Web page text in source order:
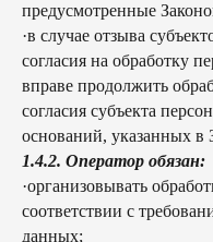
предусмотренные
·в случае отзыва
согласия на обработку
вправе продолжить
согласия субъекта
оснований, указанных в
1.4.2. Оператор обязан:
·организовывать
соответствии с
данных;